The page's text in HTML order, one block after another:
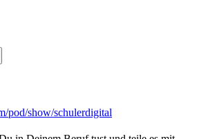
pod/show/schulerdigital